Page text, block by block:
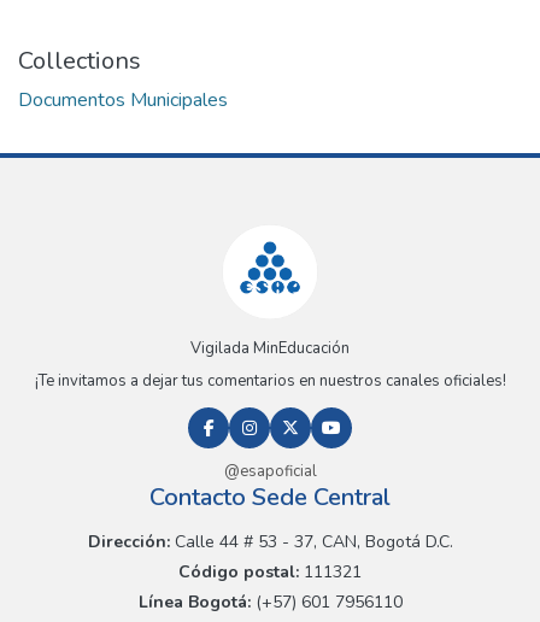
Collections
Documentos Municipales
Vigilada MinEducación
¡Te invitamos a dejar tus comentarios en nuestros canales oficiales!
@esapoficial
Contacto Sede Central
Dirección:Calle 44 # 53 - 37, CAN, Bogotá D.C.
Código postal: 111321
Línea Bogotá:(+57) 601 7956110